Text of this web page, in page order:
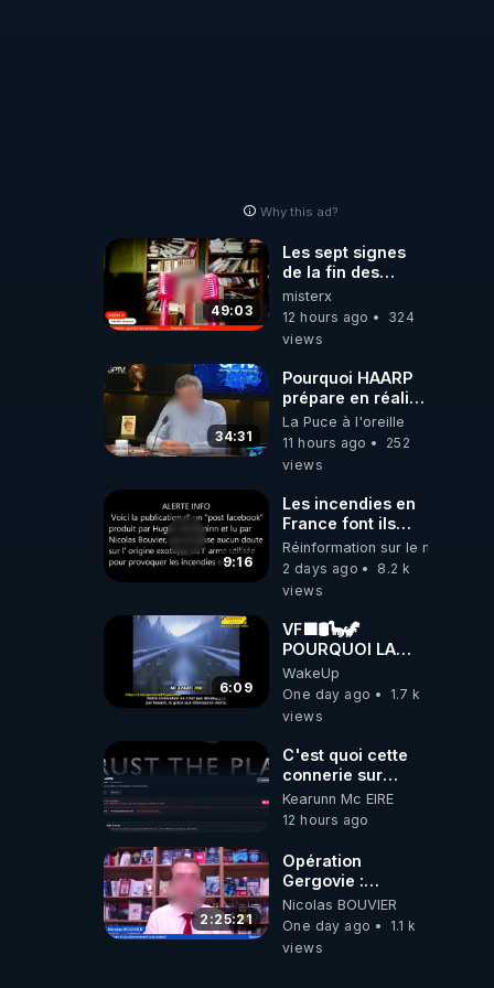
Why this ad?
49:03
Les sept signes
de la fin des
temps selon
l’intervenant
misterx
12 hours ago
324
views
34:31
Pourquoi HAARP
prépare en réalité
un CHAOS
climatique, on
répond
La Puce à l'oreille
11 hours ago
252
views
9:16
Les incendies en
France font ils
partie d' un plan
qui aurait débuté
le 11 septembre
Réinformation sur le monde
2 days ago
8.2 k
views
6:09
VF🟩🛢🦕🦖
POURQUOI LA
SCIENCE
OFFICIELLE NE
CONNAÎT-ELLE
ORIGINE DU
PÉTROL -
WakeUp
One day ago
1.7 k
views
C'est quoi cette
connerie sur
CrowdBunker
???? Si on ne
peut plus publier,
c'est un peu de la
censure. Ne
payez pas les
boucliers pour
voir mes vidéos,
c'est une arnaque
Kearunn Mc EIRE
12 hours ago
2:25:21
Opération
Gergovie :
‪@38resistancegauloise‬
‪@MarionSigautOfficiel‬
‪@gladysriifard5710‬
Nicolas BOUVIER
One day ago
1.1 k
views